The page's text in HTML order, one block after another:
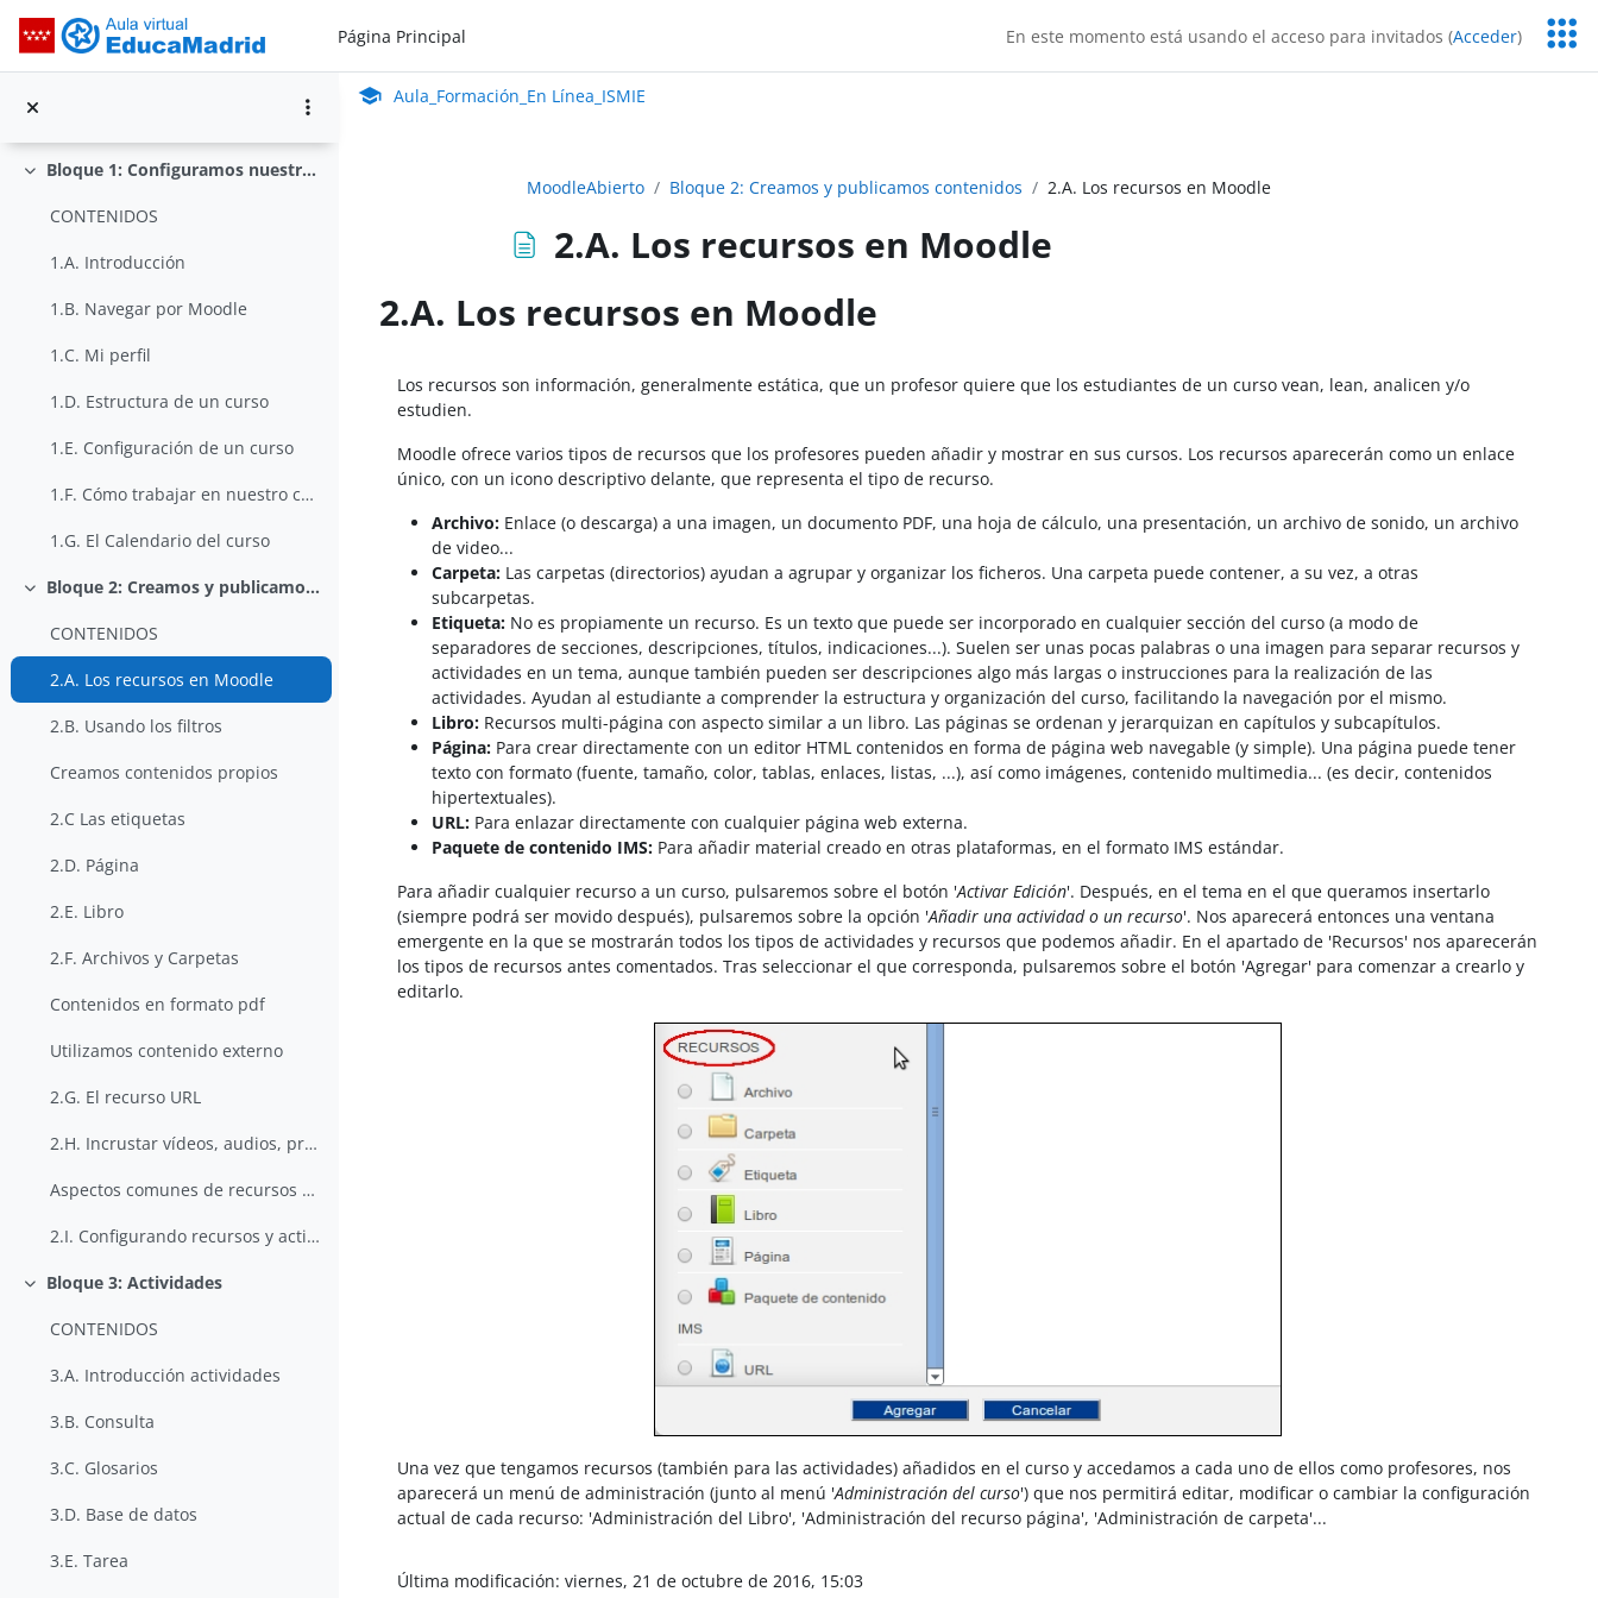
Aula_Formación_En Línea_ISMIEPágina Principal En este momento está usando el acceso para invitados (Acceder)
General
Colapsar Bloque 1: Configuramos nuestro curso
CONTENIDOS
1.A. Introducción
1.B. Navegar por Moodle
1.C. Mi perfil
1.D. Estructura de un curso
1.E. Configuración de un curso
1.F. Cómo trabajar en nuestro curso
1.G. El Calendario del curso
Colapsar Bloque 2: Creamos y publicamos contenidos
CONTENIDOS
2.A. Los recursos en Moodle
2.B. Usando los filtros
Creamos contenidos propios
2.C Las etiquetas
2.D. Página
2.E. Libro
2.F. Archivos y Carpetas
Contenidos en formato pdf
Utilizamos contenido externo
2.G. El recurso URL
2.H. Incrustar vídeos, audios, presentaciones,...
Aspectos comunes de recursos y actividades
2.I. Configurando recursos y actividades
Colapsar
Bloque 3: Actividades
CONTENIDOS
3.A. Introducción actividades
3.B. Consulta
3.C. Glosarios
3.D. Base de datos
3.E. Tarea
Aula Virtual de EducaMadrid:
Aula_Formación_En Línea_ISMIE
MoodleAbierto Bloque 2: Creamos y publicamos contenidos 2.A. Los recursos en Moodle
2.A. Los recursos en Moodle
2.A. Los recursos en Moodle
Los recursos son información, generalmente estática, que un profesor quiere que los estudiantes de un curso vean, lean, analicen y/o
estudien.
Moodle ofrece varios tipos de recursos que los profesores pueden añadir y mostrar en sus cursos. Los recursos aparecerán como un enlace
único, con un icono descriptivo delante, que representa el tipo de recurso.
Archivo: Enlace (o descarga) a una imagen, un documento PDF, una hoja de cálculo, una presentación, un archivo de sonido, un archivo
de video...
Carpeta: Las carpetas (directorios) ayudan a agrupar y organizar los ficheros. Una carpeta puede contener, a su vez, a otras
subcarpetas.
Etiqueta: No es propiamente un recurso. Es un texto que puede ser incorporado en cualquier sección del curso (a modo de
separadores de secciones, descripciones, títulos, indicaciones...). Suelen ser unas pocas palabras o una imagen para separar recursos y
actividades en un tema, aunque también pueden ser descripciones algo más largas o instrucciones para la realización de las
actividades. Ayudan al estudiante a comprender la estructura y organización del curso, facilitando la navegación por el mismo.
Libro: Recursos multi-página con aspecto similar a un libro. Las páginas se ordenan y jerarquizan en capítulos y subcapítulos.
Página: Para crear directamente con un editor HTML contenidos en forma de página web navegable (y simple). Una página puede tener
texto con formato (fuente, tamaño, color, tablas, enlaces, listas, ...), así como imágenes, contenido multimedia... (es decir, contenidos
hipertextuales).
URL: Para enlazar directamente con cualquier página web externa.
Paquete de contenido IMS: Para añadir material creado en otras plataformas, en el formato IMS estándar.
Para añadir cualquier recurso a un curso, pulsaremos sobre el botón 'Activar Edición'. Después, en el tema en el que queramos insertarlo
(siempre podrá ser movido después), pulsaremos sobre la opción 'Añadir una actividad o un recurso'. Nos aparecerá entonces una ventana
emergente en la que se mostrarán todos los tipos de actividades y recursos que podemos añadir. En el apartado de 'Recursos' nos aparecerán
los tipos de recursos antes comentados. Tras seleccionar el que corresponda, pulsaremos sobre el botón 'Agregar' para comenzar a crearlo y
editarlo.
Una vez que tengamos recursos (también para las actividades) añadidos en el curso y accedamos a cada uno de ellos como profesores, nos
aparecerá un menú de administración (junto al menú 'Administración del curso') que nos permitirá editar, modificar o cambiar la configuración
actual de cada recurso: 'Administración del Libro', 'Administración del recurso página', 'Administración de carpeta'...
Última modificación: viernes, 21 de octubre de 2016, 15:03